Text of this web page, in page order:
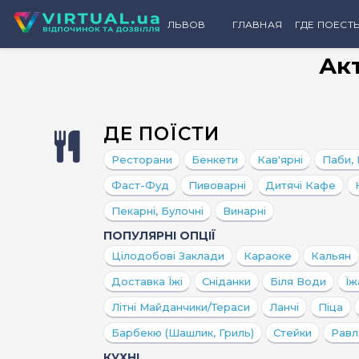
ДЕ ПОЇСТИ
Ресторани Бенкети Кав'ярні Паби,
Фаст-Фуд
Пивоварні Дитячі Кафе
Пекарні, Булочні
Винарні
ПОПУЛЯРНІ ОПЦІЇ
Цілодобові Заклади Караоке Кальян
Доставка Їжі
Сніданки Біля Води
Літні Майданчики/тераси
Ланчі Піца
Барбекю (шашлик, Гриль)
Стейки
ЛЬВОВ ГЛАВНАЯ ГДЕ ПОЕСТЬ
Пабы
Бары